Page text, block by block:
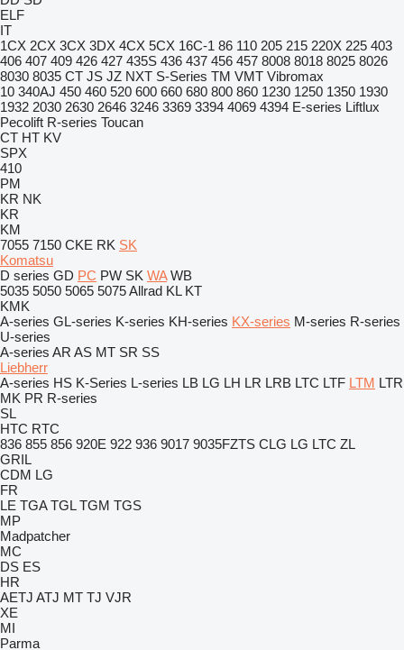
ELF
IT
1CX 2CX 3CX 3DX 4CX 5CX 16C-1 86 110 205 215 220X 225 403
406 407 409 426 427 435S 436 437 456 457 8008 8018 8025 8026
8030 8035 CT JS JZ NXT S-Series TM VMT Vibromax
10 340AJ 450 460 520 600 660 680 800 860 1230 1250 1350 1930
1932 2030 2630 2646 3246 3369 3394 4069 4394 E-series Liftlux
Pecolift R-series Toucan
CT HT KV
SPX
410
PM
KR NK
KR
KM
7055 7150 CKE RK SK
Komatsu
D series GD PC PW SK WA WB
5035 5050 5065 5075Allrad KL KT
KMK
A-series GL-series K-series KH-series KX-series M-series R-series
U-series
A-series AR AS MT SR SS
Liebherr
A-series HS K-Series L-series LB LG LH LR LRB LTC LTF LTM LTR
MK PR R-series
SL
HTC RTC
836 855 856 920E 922 936 9017 9035FZTS CLG LG LTC ZL
GRIL
CDM LG
FR
LE TGA TGL TGM TGS
MP
Madpatcher
MC
DS ES
HR
AETJ ATJ MT TJ VJR
XE
MI
Parma